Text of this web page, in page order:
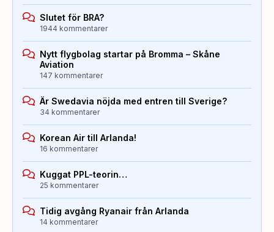
Slutet för BRA?
1944 kommentarer
Nytt flygbolag startar på Bromma – Skåne
Aviation
147 kommentarer
Är Swedavia nöjda med entren till Sverige?
34 kommentarer
Korean Air till Arlanda!
16 kommentarer
Kuggat PPL-teorin…
25 kommentarer
Tidig avgång Ryanair från Arlanda
14 kommentarer